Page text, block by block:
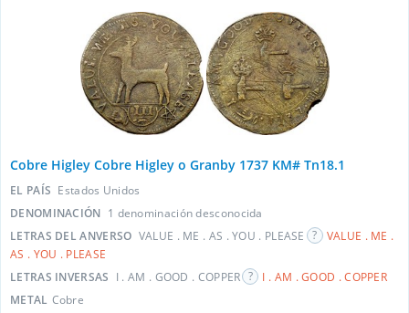
Cobre Higley Cobre Higley o Granby 1737 KM# Tn18.1
EL PAÍS Estados Unidos
DENOMINACIÓN 1 denominación desconocida
LETRAS DEL ANVERSO VALUE . ME . AS . YOU . PLEASE
VALUE . ME .
AS . YOU . PLEASE
LETRAS INVERSAS I . AM . GOOD . COPPER
I . AM . GOOD . COPPER
METAL Cobre